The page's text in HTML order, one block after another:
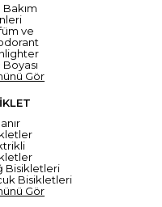
Bakım
ve
Boyası
Gör
Bisikletleri
Bisikletleri
Gör